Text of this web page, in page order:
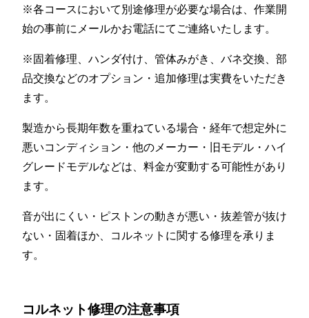
※各コースにおいて別途修理が必要な場合は、作業開
始の事前にメールかお電話にてご連絡いたします。
※固着修理、ハンダ付け、管体みがき、バネ交換、部
品交換などのオプション・追加修理は実費をいただき
ます。
製造から長期年数を重ねている場合・経年で想定外に
悪いコンディション・他のメーカー・旧モデル・ハイ
グレードモデルなどは、料金が変動する可能性があり
ます。
音が出にくい・ピストンの動きが悪い・抜差管が抜け
ない・固着ほか、コルネットに関する修理を承りま
す。
コルネット修理の注意事項